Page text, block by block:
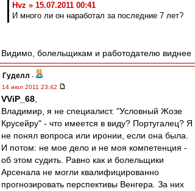
Hvz » 15.07.2011 00:41
И много ли он наработал за последние 7 лет?
Видимо, болельщикам и работодателю виднее
Гуделл -
14 июл 2011 23:42
VViP_68
Владимир, я не специалист. "Условный Жозе
Крусейру" - что имеется в виду? Португалец? Я
не понял вопроса или иронии, если она была.
И потом: не мое дело и не моя компетенция -
об этом судить. Равно как и болельщики
Арсенала не могли квалифицированно
прогнозировать перспективы Венгера. За них